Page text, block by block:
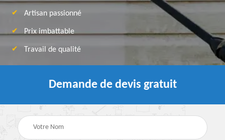
Artisan passionné
Prix imbattable
Travail de qualité
Demande de devis gratuit